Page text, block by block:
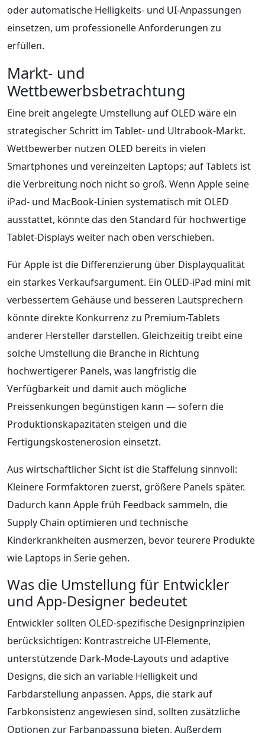
oder automatische Helligkeits- und UI-Anpassungen
einsetzen, um professionelle Anforderungen zu
erfüllen.
Markt- und
Wettbewerbsbetrachtung
Eine breit angelegte Umstellung auf OLED wäre ein
strategischer Schritt im Tablet- und Ultrabook-Markt.
Wettbewerber nutzen OLED bereits in vielen
Smartphones und vereinzelten Laptops; auf Tablets ist
die Verbreitung noch nicht so groß. Wenn Apple seine
iPad- und MacBook-Linien systematisch mit OLED
ausstattet, könnte das den Standard für hochwertige
Tablet-Displays weiter nach oben verschieben.
Für Apple ist die Differenzierung über Displayqualität
ein starkes Verkaufsargument. Ein OLED-iPad mini mit
verbessertem Gehäuse und besseren Lautsprechern
könnte direkte Konkurrenz zu Premium-Tablets
anderer Hersteller darstellen. Gleichzeitig treibt eine
solche Umstellung die Branche in Richtung
hochwertigerer Panels, was langfristig die
Verfügbarkeit und damit auch mögliche
Preissenkungen begünstigen kann — sofern die
Produktionskapazitäten steigen und die
Fertigungskostenerosion einsetzt.
Aus wirtschaftlicher Sicht ist die Staffelung sinnvoll:
Kleinere Formfaktoren zuerst, größere Panels später.
Dadurch kann Apple früh Feedback sammeln, die
Supply Chain optimieren und technische
Kinderkrankheiten ausmerzen, bevor teurere Produkte
wie Laptops in Serie gehen.
Was die Umstellung für Entwickler
und App-Designer bedeutet
Entwickler sollten OLED-spezifische Designprinzipien
berücksichtigen: Kontrastreiche UI-Elemente,
unterstützende Dark-Mode-Layouts und adaptive
Designs, die sich an variable Helligkeit und
Farbdarstellung anpassen. Apps, die stark auf
Farbkonsistenz angewiesen sind, sollten zusätzliche
Optionen zur Farbanpassung bieten. Außerdem